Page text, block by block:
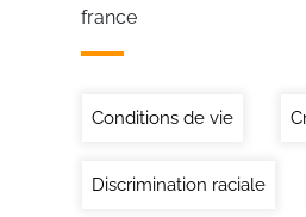
france
Conditions de vie
Discrimination raciale